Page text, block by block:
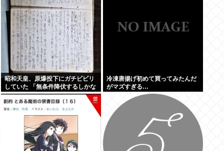
昭和天皇、原爆投下にガチビビリ
していた 「無条件降伏するしかな
いんよ 」
冷凍唐揚げ初めて買ってみたんだ
がマズすぎる…